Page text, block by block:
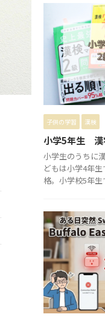
子供の学習 漢検
小学5年生 漢
小学生のうちに
どもは小学4年
格。小学校5年生